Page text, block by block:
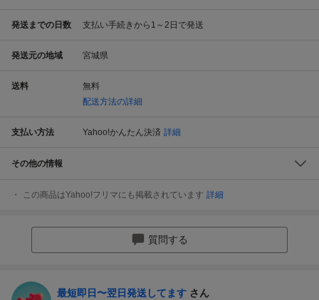
発送までの日数 支払い手続きから1～2日で発送
発送元の地域 宮城県
送料
無料
配送方法の詳細
支払い方法 Yahoo!かんたん決済 詳細
その他の情報
この商品はYahoo!フリマにも掲載されています 詳細
質問する
最短即日〜翌日発送してます さん